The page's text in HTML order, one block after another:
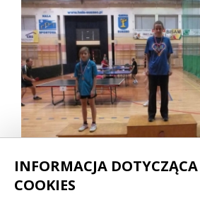
INFORMACJA
COOKIES